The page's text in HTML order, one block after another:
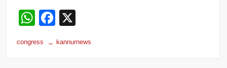
W
at
F
c
congress kannurnews